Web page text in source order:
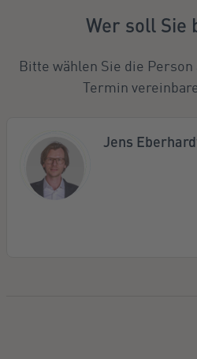
Wer soll Sie
Bitte wählen Sie die
Termin
Jens